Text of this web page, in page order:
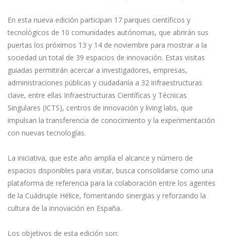
En esta nueva edición participan 17 parques científicos y
tecnológicos de 10 comunidades autónomas, que abrirán sus
puertas los próximos 13 y 14 de noviembre para mostrar a la
sociedad un total de 39 espacios de innovación. Estas visitas
guiadas permitirán acercar a investigadores, empresas,
administraciones públicas y ciudadanía a 32 infraestructuras
clave, entre ellas Infraestructuras Científicas y Técnicas
Singulares (ICTS), centros de innovación y living labs, que
impulsan la transferencia de conocimiento y la experimentación
con nuevas tecnologías.
La iniciativa, que este año amplía el alcance y número de
espacios disponibles para visitar, busca consolidarse como una
plataforma de referencia para la colaboración entre los agentes
de la Cuádruple Hélice, fomentando sinergias y reforzando la
cultura de la innovación en España.
Los objetivos de esta edición son: